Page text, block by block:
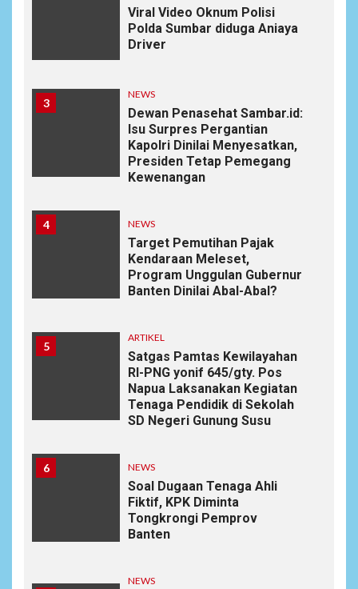
Viral Video Oknum Polisi
Polda Sumbar diduga Aniaya
Driver
3
NEWS
Dewan Penasehat Sambar.id:
Isu Surpres Pergantian
Kapolri Dinilai Menyesatkan,
Presiden Tetap Pemegang
Kewenangan
4 NEWS
Target Pemutihan Pajak
Kendaraan Meleset,
Program Unggulan Gubernur
Banten Dinilai Abal-Abal?
5
ARTIKEL
Satgas Pamtas Kewilayahan
RI-PNG yonif 645/gty. Pos
Napua Laksanakan Kegiatan
Tenaga Pendidik di Sekolah
SD Negeri Gunung Susu
6 NEWS
Soal Dugaan Tenaga Ahli
Fiktif, KPK Diminta
Tongkrongi Pemprov
Banten
NEWS